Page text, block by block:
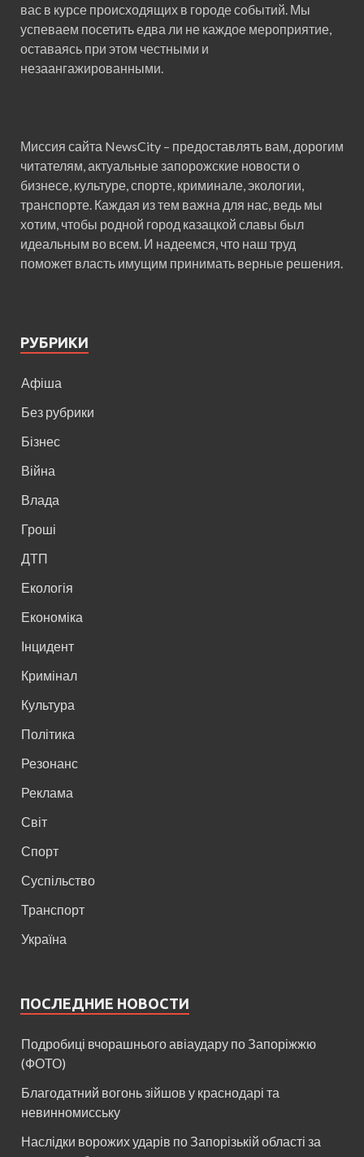
вас в курсе происходящих в городе событий. Мы
успеваем посетить едва ли не каждое мероприятие,
оставаясь при этом честными и
незаангажированными.
Миссия сайта NewsCity – предоставлять вам, дорогим
читателям, актуальные запорожские новости о
бизнесе, культуре, спорте, криминале, экологии,
транспорте. Каждая из тем важна для нас, ведь мы
хотим, чтобы родной город казацкой славы был
идеальным во всем. И надеемся, что наш труд
поможет власть имущим принимать верные решения.
РУБРИКИ
Афіша
Без рубрики
Бізнес
Війна
Влада
Гроші
ДТП
Екологія
Економіка
Інцидент
Кримінал
Культура
Політика
Резонанс
Реклама
Світ
Спорт
Суспільство
Транспорт
Україна
ПОСЛЕДНИЕ НОВОСТИ
Подробиці вчорашнього авіаудару по Запоріжжю
(ФОТО)
Благодатний вогонь зійшов у краснодарі та
невинномисську
Наслідки ворожих ударів по Запорізькій області за